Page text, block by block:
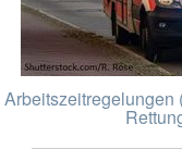
Arbeitszeitregelungen